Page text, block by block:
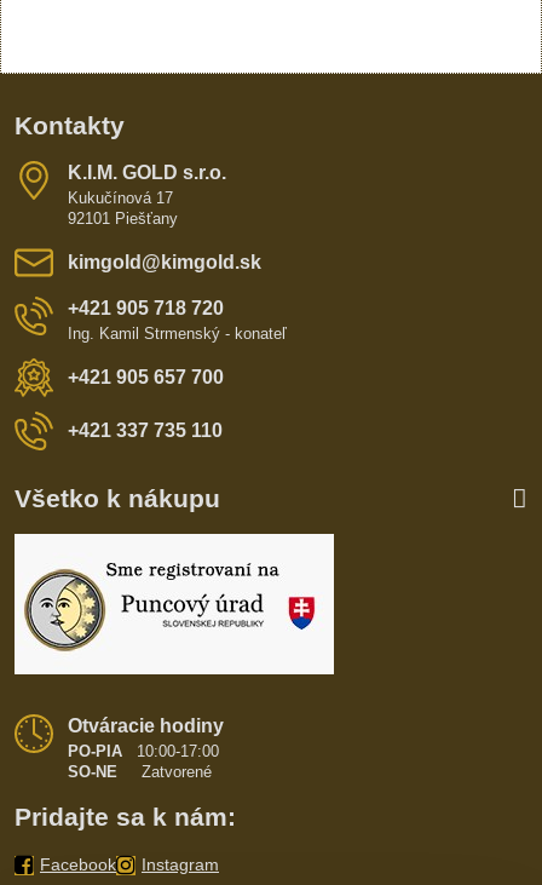
Kontakty
K​​.I​​.M​​. GOLD s​​.r​​.o​​.
Kukučínová 17
92101 Piešťany
kimgold​@kimgold​.sk
+421 905 718 720
Ing. Kamil Strmenský - konateľ
+421 905 657 700
+421 337 735 110
Všetko k nákupu
Otváracie hodiny
PO-PIA
10:00-17:00
SO-NE Zatvorené
Pridajte sa k nám:
Facebook Instagram